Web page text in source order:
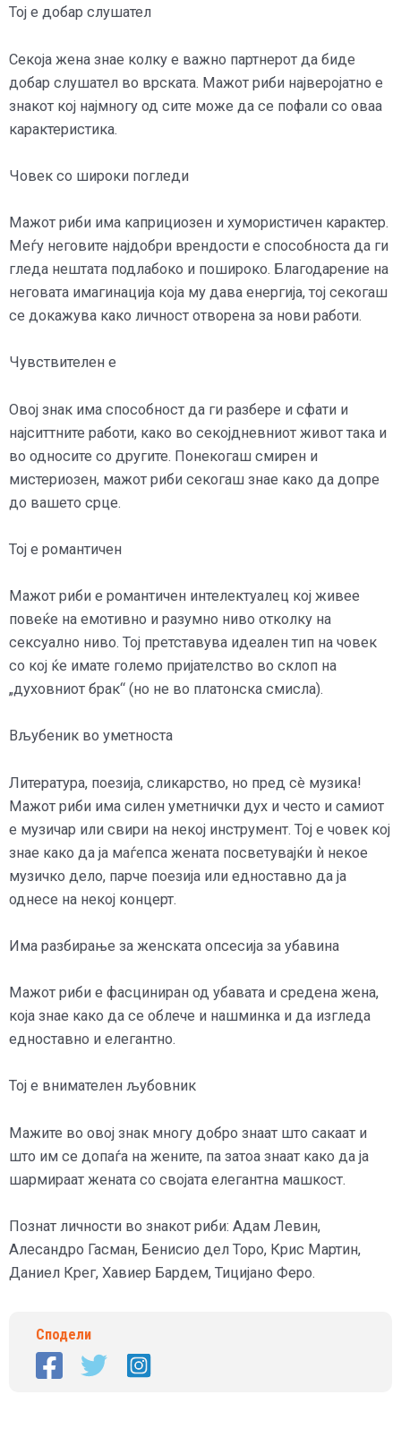
Тој е добар слушател
Секоја жена знае колку е важно партнерот да биде
добар слушател во врската. Мажот риби најверојатно е
знакот кој најмногу од сите може да се пофали со оваа
карактеристика.
Човек со широки погледи
Мажот риби има каприциозен и хумористичен карактер.
Меѓу неговите најдобри врендости е способноста да ги
гледа нештата подлабоко и пошироко. Благодарение на
неговата имагинација која му дава енергија, тој секогаш
се докажува како личност отворена за нови работи.
Чувствителен е
Овој знак има способност да ги разбере и сфати и
најситтните работи, како во секојдневниот живот така и
во односите со другите. Понекогаш смирен и
мистериозен, мажот риби секогаш знае како да допре
до вашето срце.
Тој е романтичен
Мажот риби е романтичен интелектуалец кој живее
повеќе на емотивно и разумно ниво отколку на
сексуално ниво. Тој претставува идеален тип на човек
со кој ќе имате големо пријателство во склоп на
„духовниот брак“ (но не во платонска смисла).
Вљубеник во уметноста
Литература, поезија, сликарство, но пред сè музика!
Мажот риби има силен уметнички дух и често и самиот
е музичар или свири на некој инструмент. Тој е човек кој
знае како да ја маѓепса жената посветувајќи ѝ некое
музичко дело, парче поезија или едноставно да ја
однесе на некој концерт.
Има разбирање за женската опсесија за убавина
Мажот риби е фасциниран од убавата и средена жена,
која знае како да се облече и нашминка и да изгледа
едноставно и елегантно.
Тој е внимателен љубовник
Мажите во овој знак многу добро знаат што сакаат и
што им се допаѓа на жените, па затоа знаат како да ја
шармираат жената со својата елегантна машкост.
Познат личности во знакот риби: Адам Левин,
Алесандро Гасман, Бенисио дел Торо, Крис Мартин,
Даниел Крег, Хавиер Бардем, Тицијано Феро.
Сподели